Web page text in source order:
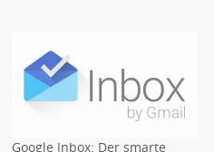
Google Inbox: Der smarte